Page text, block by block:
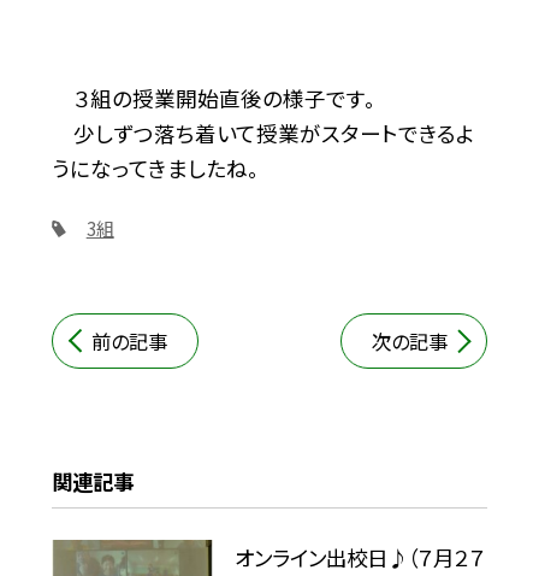
３組の授業開始直後の様子です。
少しずつ落ち着いて授業がスタートできるよ
うになってきましたね。
3組
前の記事 次の記事
関連記事
オンライン出校日♪（７月２７